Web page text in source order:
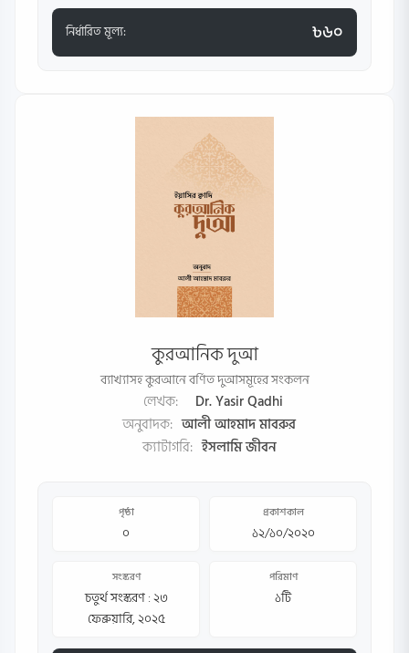
নির্ধারিত মূল্য: ৳৬০
কুরআনিক দুআ
ব্যাখ্যাসহ কুরআনে বর্ণিত দুআসমূহের সংকলন
লেখক:
Dr. Yasir Qadhi
অনুবাদক: আলী আহমাদ মাবরুর
ক্যাটাগরি: ইসলামি জীবন
পৃষ্ঠা
০
প্রকাশকাল
১২/১০/২০২০
সংস্করণ
চতুর্থ সংস্করণ : ২৩
ফেব্রুয়ারি, ২০২৫
পরিমাণ
১টি